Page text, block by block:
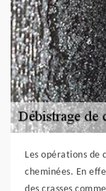
Les opérations de
cheminées. En